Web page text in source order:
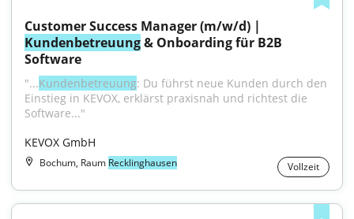
Kundenbetreuung & Onboarding für B2B
Software
"...Kundenbetreuung: Du führst neue Kunden durch den
Einstieg in KEVOX, erklärst praxisnah und richtest die
Software..."
KEVOX GmbH
Bochum, Raum Recklinghausen Vollzeit